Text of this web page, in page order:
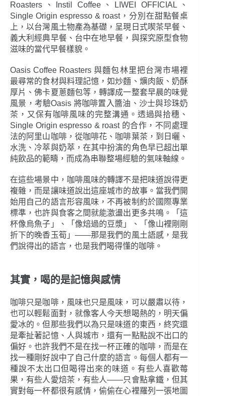
Roasters、Instil Coffee、LIWEI OFFICIAL、
Single Origin espresso & roast，分別在甜點餐桌
上，以台灣風土物產為基礎，呈現日式喫茶早餐、
義大利經典早餐、台中在地早餐，與探究原型食物
滋味的當代早餐樣貌。
Oasis Coffee Roasters 與麵包林里把台灣市場裡
最尋常的食材與料理記憶，如炒麵、爌肉飯、奶酥
厚片、佛卡夏蔥麵包等，轉譯成一整套早晨的味覺
風景，考驗Oasis 將咖啡置入醬油、沙士與珍珠奶
茶，又保有咖啡風味的完整溝通。透過與拾穗、
Single Origin espresso & roast 的合作，不同處理
法的阿里山咖啡，從咖啡花、咖啡葉茶，到日曬、
水洗、冷萃與奶萃，在其中扮演的角色早已超出單
純飲品的範疇，而成為串聯整場經驗的氣味軸線。
在這些場景中，咖啡風味的轉譯不是把味道說得更
複雜，而是讓味道說出這座城市的故事。當我們開
始用自己的語言形容風味，不再被制約於國際專業
標準，也許與食客之間就能激盪出更多共鳴。「這
杯像烏魚子」、「像焙過的豆漿」、「像山裡剛剛
折下的晚香玉筍」——那是我們的風土語感，是我
們說得出的語言，也是我們喝得懂的咖啡。
其實，喝的是記憶與感情
咖啡只是咖啡，風味也只是風味，可以嚴肅以待，
也可以輕鬆面對，就像客人今天想喝熱的，明天偏
愛冰的。但那些我們以為只是味道的東西，終究還
是牽扯著記憶、人與城市，還有一點點說不出口的
偏好。也許我們不是在找一杯正確的咖啡，而是在
找一種剛好說中了自己什麼的語言。每個人都有一
種說不太出口但喝得出來的味道。有些人喜歡莓
果，有些人愛焙茶，有些人——只會點拿鐵，但其
實對每一杯都很有感情，偷偷在心裡羅列一張地圖